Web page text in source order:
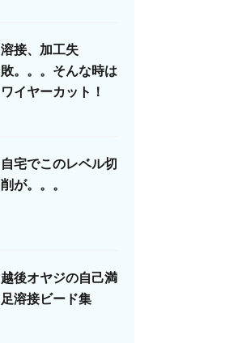
溶接、加工失
敗。。。そんな時は
ワイヤーカット！
自宅でこのレベル切
削が。。。
越後オヤジの自己満
足溶接ビード集